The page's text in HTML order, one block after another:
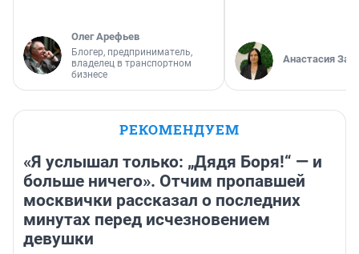
Олег Арефьев
Блогер, предприниматель,
владелец в транспортном
бизнесе
Анастасия
РЕКОМЕНДУЕМ
«Я услышал только: „Дядя Боря!“ — и
больше ничего». Отчим пропавшей
москвички рассказал о последних
минутах перед исчезновением
девушки